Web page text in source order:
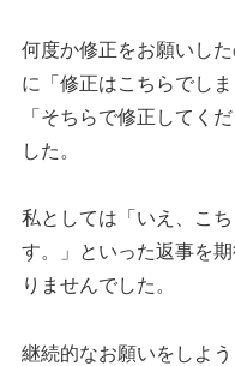
何度か修正をお願いし
に「修正はこちらでし
「そちらで修正してく
した。
私としては「いえ、こ
す。」といった返事を
りませんでした。
継続的なお願いをしよ